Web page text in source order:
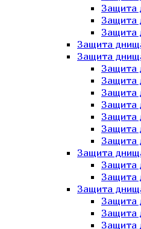
Защита
Защита
Защита
Защита
Защита
Защита
Защита
Защита
Защита
Защита
Защита
Защита
Защита
Защита
Защита
Защита
Защита
Защита
Защита